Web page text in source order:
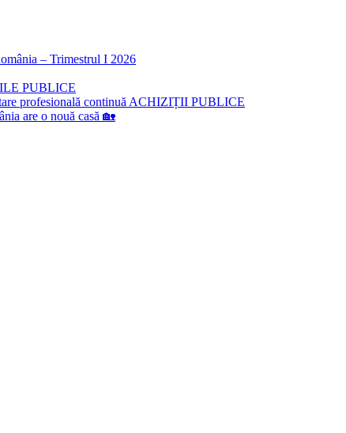
– Trimestrul I 2026
PUBLICE
profesională continuă ACHIZIȚII PUBLICE
are o nouă casă 🏡